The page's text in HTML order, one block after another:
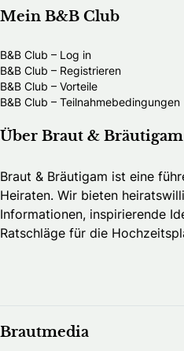
Mein B&B Club
B&B Club – Log in
B&B Club – Registrieren
B&B Club – Vorteile
B&B Club – Teilnahmebedingungen
Über Braut & Bräutigam
Braut & Bräutigam ist eine
Heiraten. Wir bieten
Informationen, inspirierende
Ratschläge für die
Brautmedia